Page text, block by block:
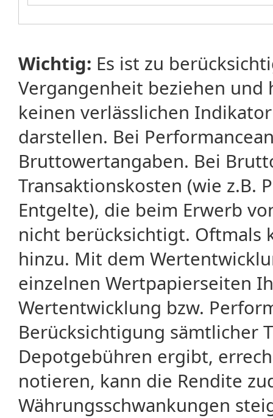
Wichtig: Es ist zu
Vergangenheit beziehen
keinen verlässlichen
darstellen. Bei
Bruttowertangaben. Bei
Transaktionskosten (wie z.B.
Entgelte), die beim Erwerb
nicht berücksichtigt. Oftmals
hinzu. Mit dem
einzelnen Wertpapierseiten
Wertentwicklung bzw.
Berücksichtigung sämtlicher
Depotgebühren ergibt,
notieren, kann die Rendite
Währungsschwankungen